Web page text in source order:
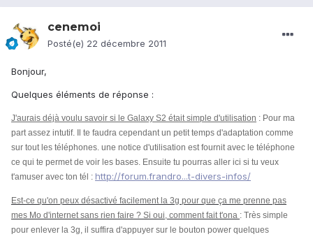
cenemoi
Posté(e) 22 décembre 2011
Bonjour,
Quelques éléments de réponse :
J'aurais déjà voulu savoir si le Galaxy S2 était simple d'utilisation : Pour ma
part assez intutif. Il te faudra cependant un petit temps d'adaptation comme
sur tout les téléphones. une notice d'utilisation est fournit avec le téléphone
ce qui te permet de voir les bases. Ensuite tu pourras aller ici si tu veux
t'amuser avec ton tél : http://forum.frandro...t-divers-infos/
Est-ce qu'on peux désactivé facilement la 3g pour que ça me prenne pas
mes Mo d'internet sans rien faire ? Si oui, comment fait t'ona : Très simple
pour enlever la 3g, il suffira d'appuyer sur le bouton power quelques